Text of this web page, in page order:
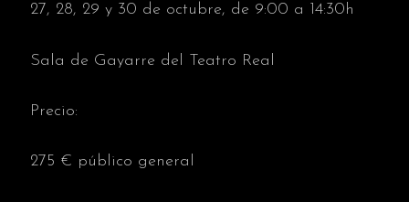
27, 28, 29 y 30 de octubre, de 9:00 a 14:30h
Sala de Gayarre del Teatro Real
Precio:
275 € público general